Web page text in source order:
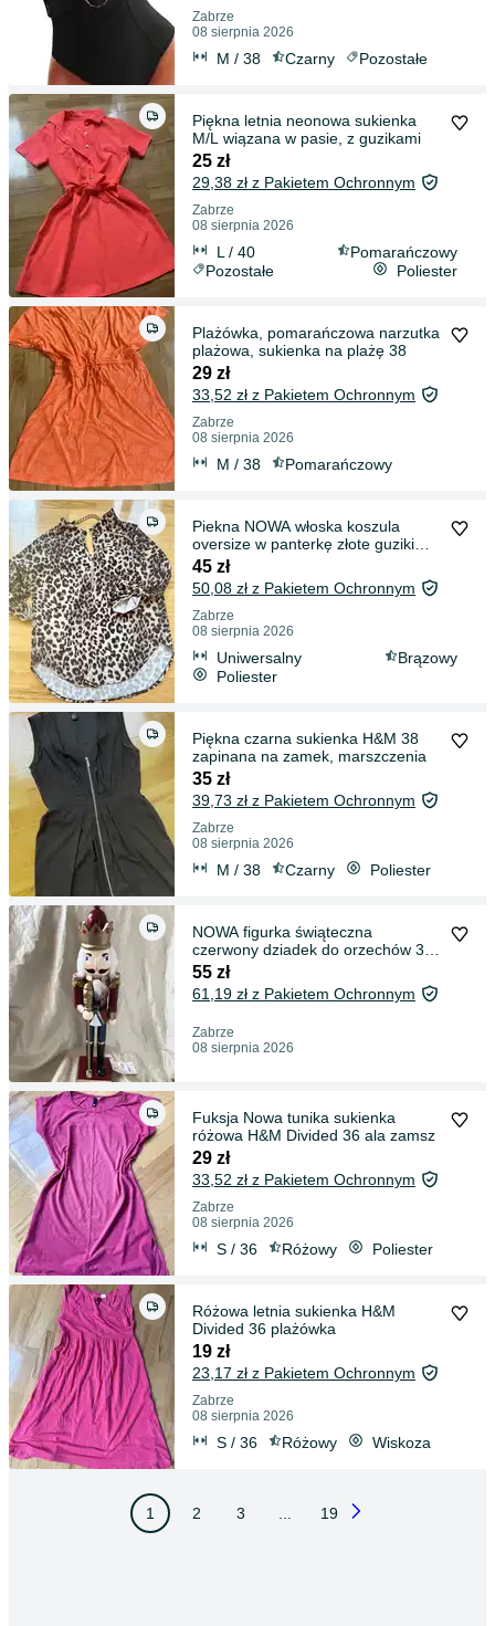
Zabrze
08 sierpnia 2026
M / 38 Czarny Pozostałe
Piękna letnia neonowa sukienka
M/L wiązana w pasie, z guzikami
25 zł
29,38 zł z Pakietem Ochronnym
Zabrze
08 sierpnia 2026
L / 40
Pomarańczowy
Pozostałe
Poliester
Plażówka, pomarańczowa narzutka
plażowa, sukienka na plażę 38
29 zł
33,52 zł z Pakietem Ochronnym
Zabrze
08 sierpnia 2026
M / 38 Pomarańczowy
Piekna NOWA włoska koszula
oversize w panterkę złote guziki
łańcuszek
45 zł
50,08 zł z Pakietem Ochronnym
Zabrze
08 sierpnia 2026
Uniwersalny
Brązowy
Poliester
Piękna czarna sukienka H&M 38
zapinana na zamek, marszczenia
35 zł
39,73 zł z Pakietem Ochronnym
Zabrze
08 sierpnia 2026
M / 38 Czarny Poliester
NOWA figurka świąteczna
czerwony dziadek do orzechów 38
cm drewno
55 zł
61,19 zł z Pakietem Ochronnym
Zabrze
08 sierpnia 2026
Fuksja Nowa tunika sukienka
różowa H&M Divided 36 ala zamsz
29 zł
33,52 zł z Pakietem Ochronnym
Zabrze
08 sierpnia 2026
S / 36 Różowy Poliester
Różowa letnia sukienka H&M
Divided 36 plażówka
19 zł
23,17 zł z Pakietem Ochronnym
Zabrze
08 sierpnia 2026
S / 36 Różowy Wiskoza
1 2 3 19